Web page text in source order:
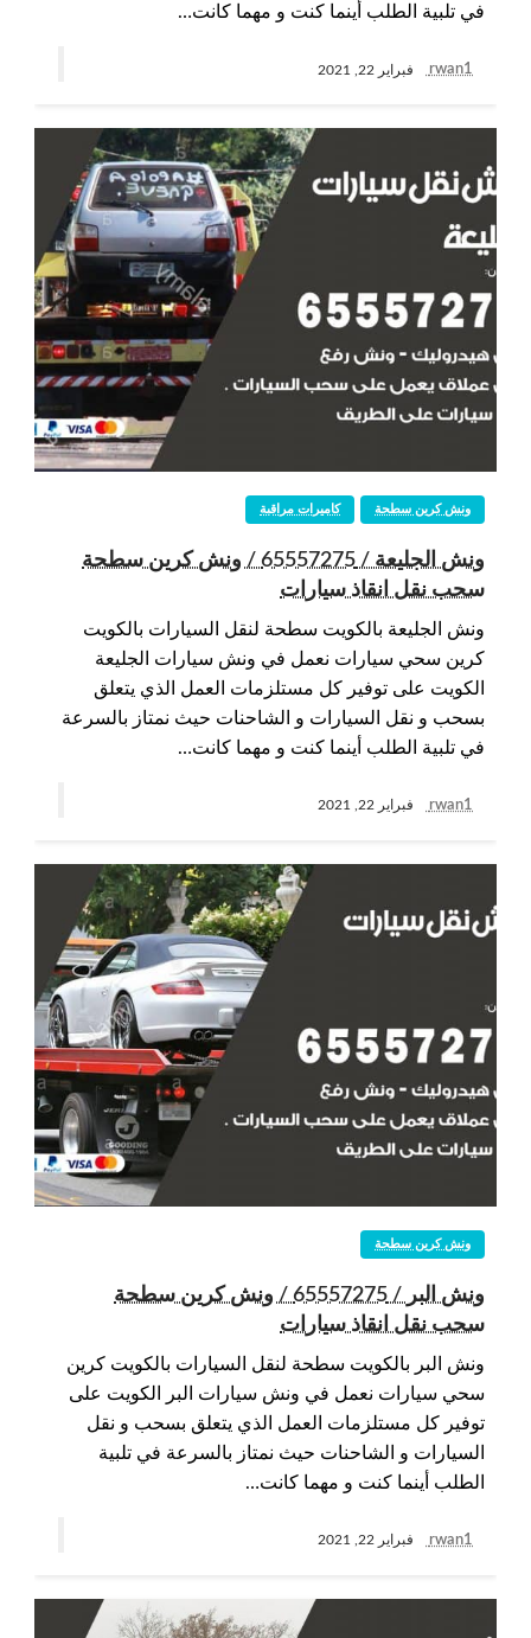
في تلبية الطلب أينما كنت و مهما كانت…
rwan1 فبراير 22, 2021
كاميرات مراقبة ونش كرين سطحة
ونش الجليعة / 65557275 / ونش كرين سطحة
سحب نقل انقاذ سيارات
ونش الجليعة بالكويت سطحة لنقل السيارات بالكويت
كرين سحي سيارات نعمل في ونش سيارات الجليعة
الكويت على توفير كل مستلزمات العمل الذي يتعلق
بسحب و نقل السيارات و الشاحنات حيث نمتاز بالسرعة
في تلبية الطلب أينما كنت و مهما كانت…
rwan1 فبراير 22, 2021
ونش كرين سطحة
ونش البر / 65557275 / ونش كرين سطحة
سحب نقل انقاذ سيارات
ونش البر بالكويت سطحة لنقل السيارات بالكويت كرين
سحي سيارات نعمل في ونش سيارات البر الكويت على
توفير كل مستلزمات العمل الذي يتعلق بسحب و نقل
السيارات و الشاحنات حيث نمتاز بالسرعة في تلبية
الطلب أينما كنت و مهما كانت…
rwan1 فبراير 22, 2021